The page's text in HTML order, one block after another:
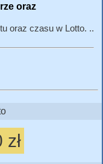
oraz
oraz czasu w Lotto. ..